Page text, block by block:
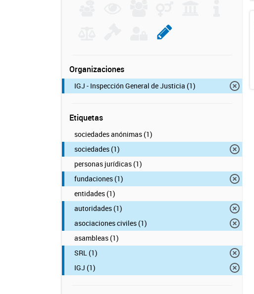
Organizaciones
IGJ - Inspección General de Justicia (1)
Etiquetas
sociedades anónimas (1)
sociedades (1)
personas jurídicas (1)
fundaciones (1)
entidades (1)
autoridades (1)
asociaciones civiles (1)
asambleas (1)
SRL (1)
IGJ (1)